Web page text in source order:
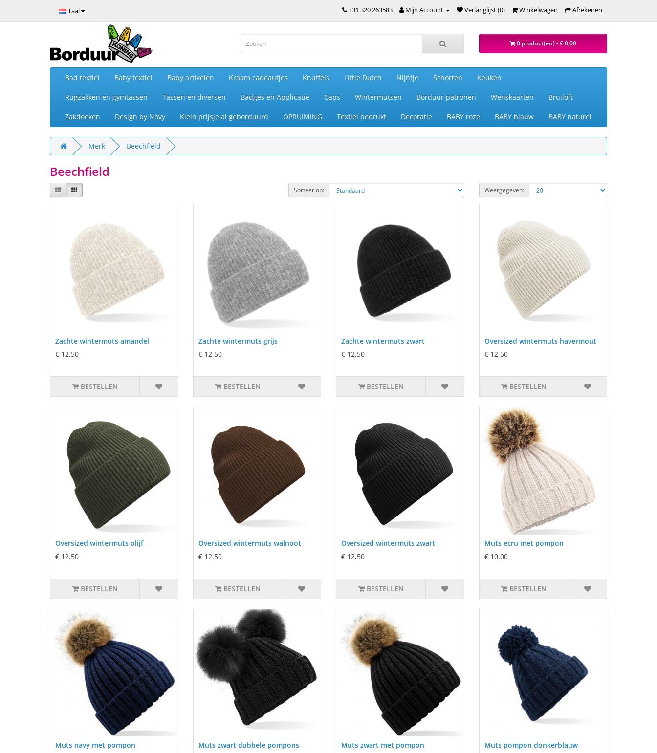
Taal +31 320 263583 Mijn Account Verlanglijst (0) Winkelwagen Afrekenen
0 product(en) - € 0,00
Bad textiel Baby textiel Baby artikelen Kraam cadeautjes Knuffels Little Dutch Nijntje Schorten Keuken
Rugzakken en gymtassen Tassen en diversen Badges en Applicatie Caps Wintermutsen Borduur patronen Wenskaarten Bruiloft
Zakdoeken Design by Növy Klein prijsje al geborduurd OPRUIMING Textiel bedrukt Decoratie BABY roze BABY blauw BABY naturel
Merk Beechfield
Beechfield
Sorteer op: Weergegeven:
Zachte wintermuts amandel
€ 12,50
BESTELLEN
Zachte wintermuts grijs
€ 12,50
BESTELLEN
Zachte wintermuts zwart
€ 12,50
BESTELLEN
Oversized wintermuts havermout
€ 12,50
BESTELLEN
Oversized wintermuts olijf
€ 12,50
BESTELLEN
Oversized wintermuts walnoot
€ 12,50
BESTELLEN
Oversized wintermuts zwart
€ 12,50
BESTELLEN
Muts ecru met pompon
€ 10,00
BESTELLEN
Muts navy met pompon
Muts zwart dubbele pompons
Muts zwart met pompon
Muts pompon donkerblauw